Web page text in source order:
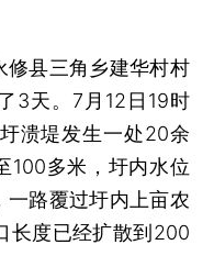
县三角乡建华村村
3天。7月12日19时
溃堤发生一处20余
100多米，圩内水位
一路覆过圩内上亩农
长度已经扩散到200